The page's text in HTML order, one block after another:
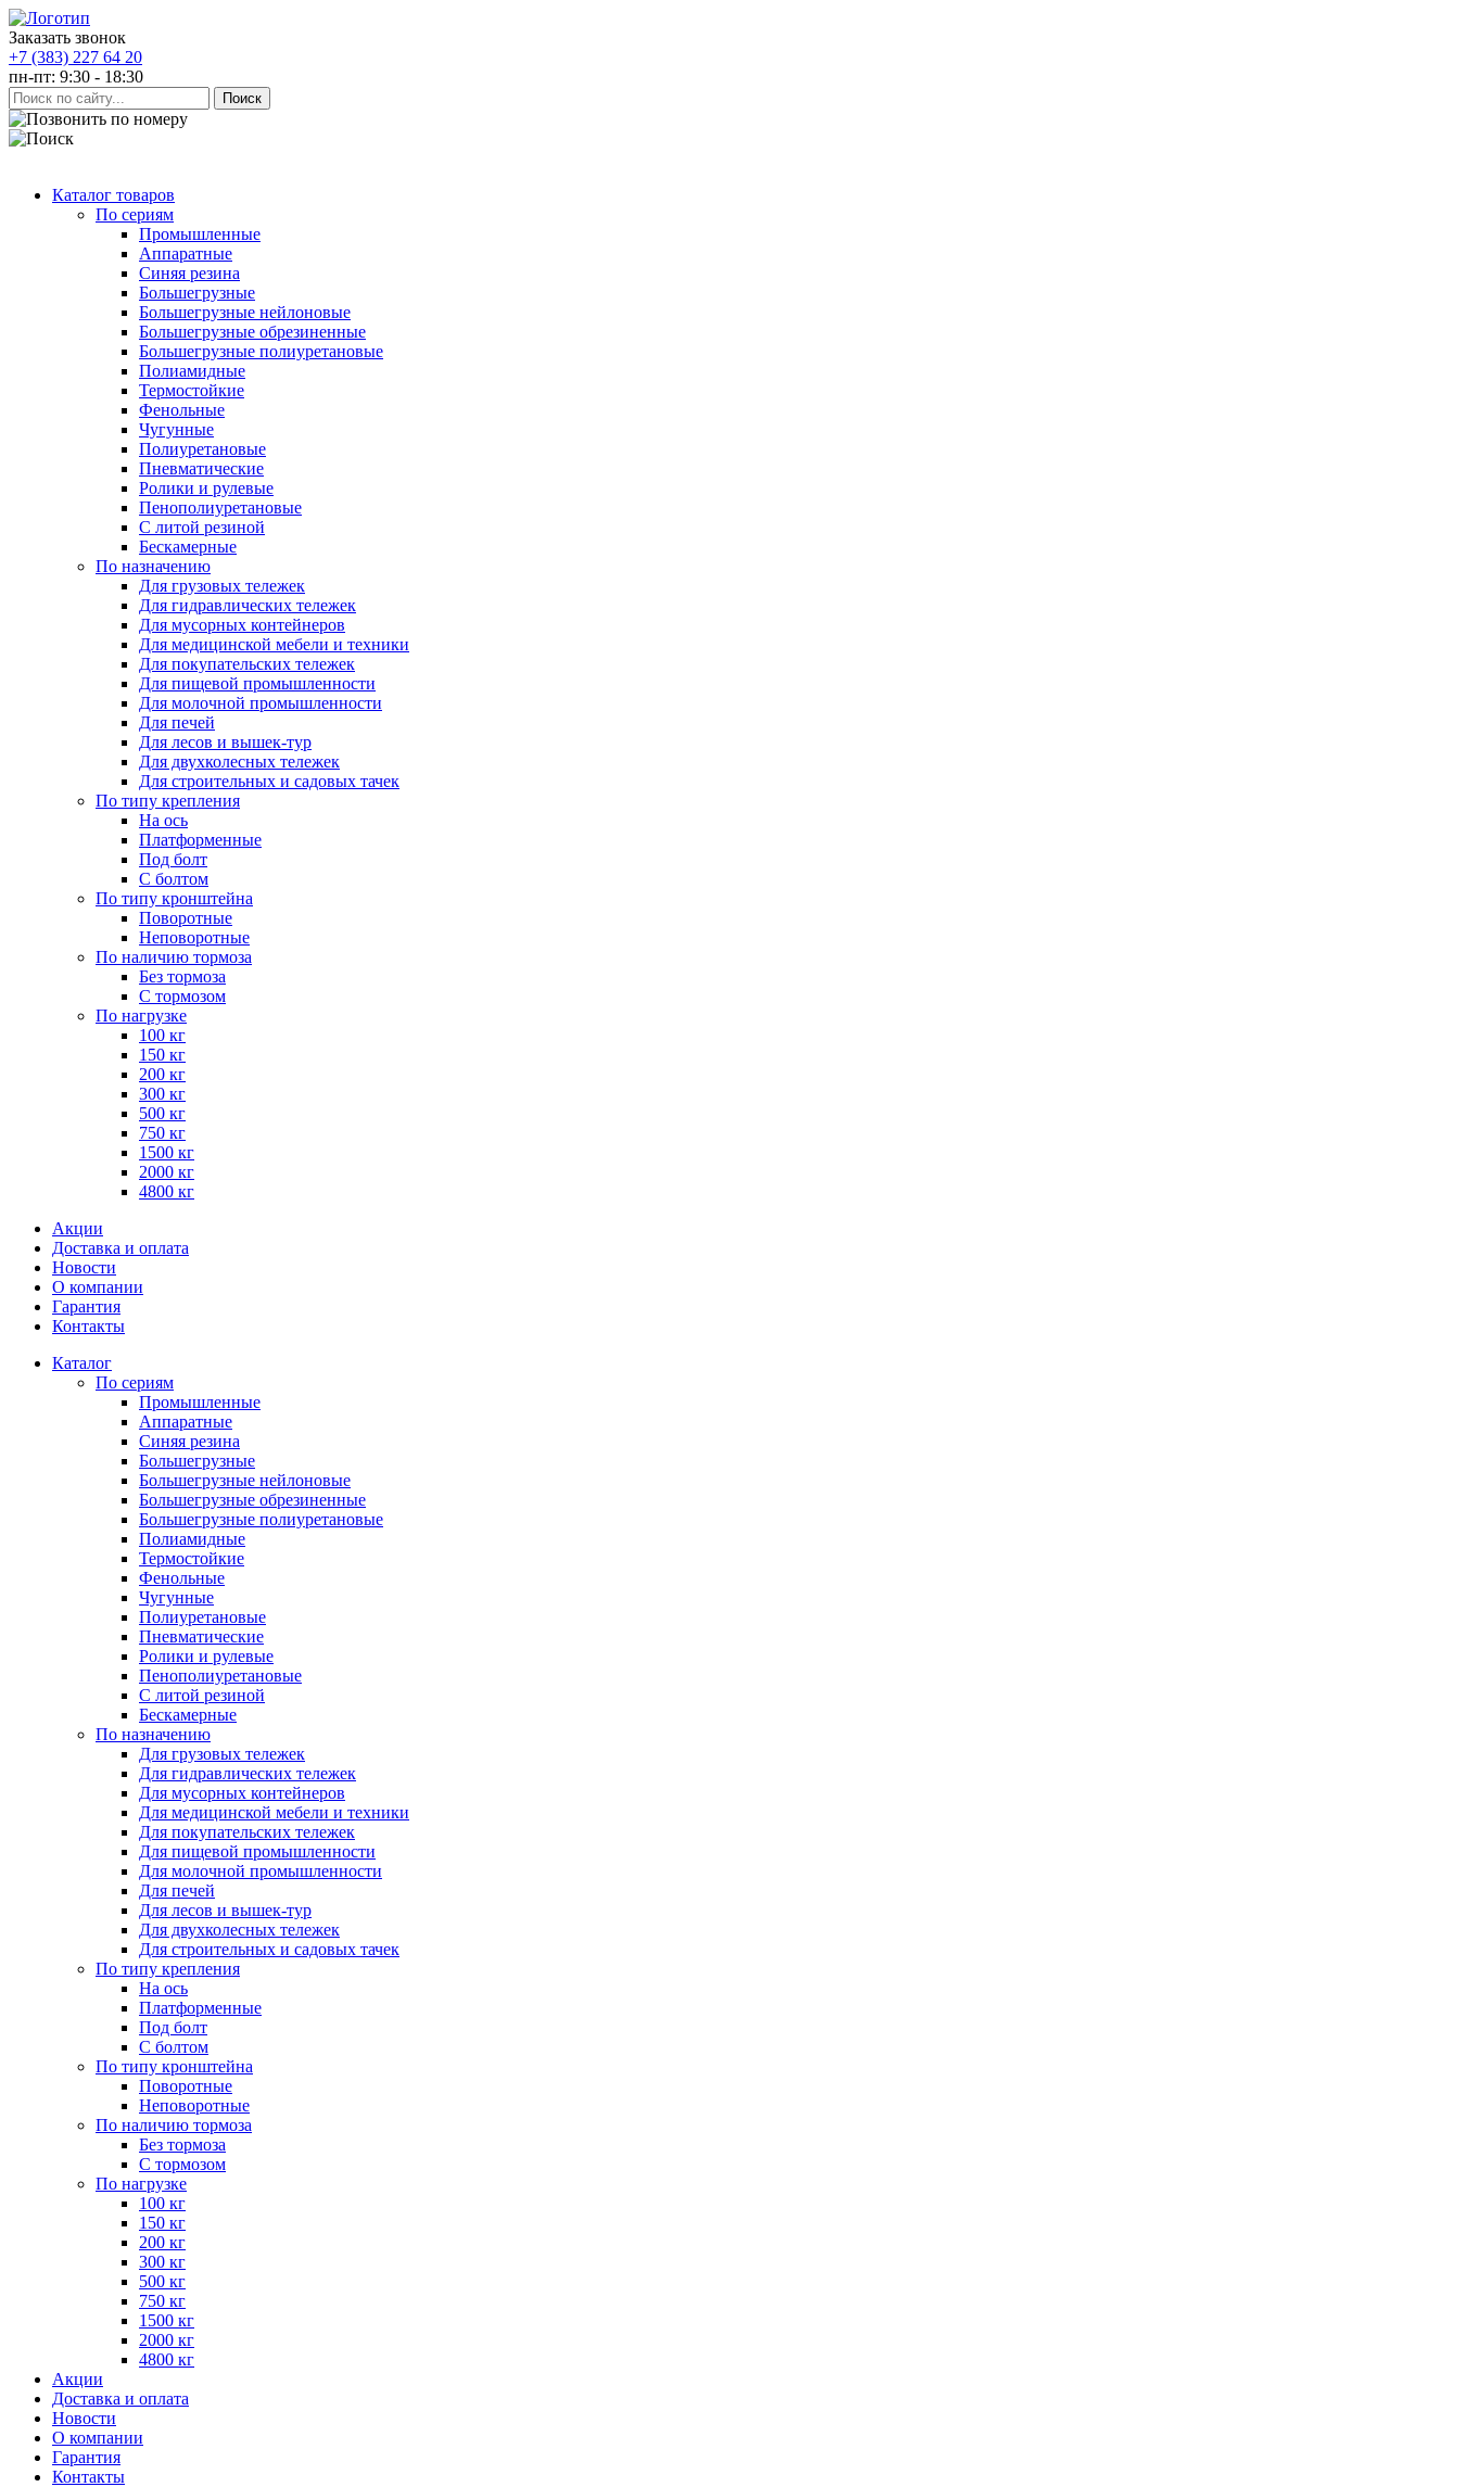
Заказать звонок
+7 (383) 227 64 20
пн-пт: 9:30 - 18:30
Каталог товаров
По сериям
Промышленные
Аппаратные
Синяя резина
Большегрузные
Большегрузные нейлоновые
Большегрузные обрезиненные
Большегрузные полиуретановые
Полиамидные
Термостойкие
Фенольные
Чугунные
Полиуретановые
Пневматические
Ролики и рулевые
Пенополиуретановые
С литой резиной
Бескамерные
По назначению
Для грузовых тележек
Для гидравлических тележек
Для мусорных контейнеров
Для медицинской мебели и техники
Для покупательских тележек
Для пищевой промышленности
Для молочной промышленности
Для печей
Для лесов и вышек-тур
Для двухколесных тележек
Для строительных и садовых тачек
По типу крепления
На ось
Платформенные
Под болт
С болтом
По типу кронштейна
Поворотные
Неповоротные
По наличию тормоза
Без тормоза
С тормозом
По нагрузке
100 кг
150 кг
200 кг
300 кг
500 кг
750 кг
1500 кг
2000 кг
4800 кг
Акции
Доставка и оплата
Новости
О компании
Гарантия
Контакты
Каталог
По сериям
Промышленные
Аппаратные
Синяя резина
Большегрузные
Большегрузные нейлоновые
Большегрузные обрезиненные
Большегрузные полиуретановые
Полиамидные
Термостойкие
Фенольные
Чугунные
Полиуретановые
Пневматические
Ролики и рулевые
Пенополиуретановые
С литой резиной
Бескамерные
По назначению
Для грузовых тележек
Для гидравлических тележек
Для мусорных контейнеров
Для медицинской мебели и техники
Для покупательских тележек
Для пищевой промышленности
Для молочной промышленности
Для печей
Для лесов и вышек-тур
Для двухколесных тележек
Для строительных и садовых тачек
По типу крепления
На ось
Платформенные
Под болт
С болтом
По типу кронштейна
Поворотные
Неповоротные
По наличию тормоза
Без тормоза
С тормозом
По нагрузке
100 кг
150 кг
200 кг
300 кг
500 кг
750 кг
1500 кг
2000 кг
4800 кг
Акции
Доставка и оплата
Новости
О компании
Гарантия
Контакты